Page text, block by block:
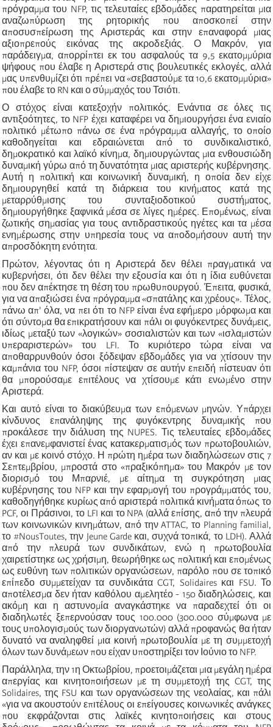
πρόγραμμα του NFP, τις τελευταίες εβδομάδες παρατηρείται μια
αναζωπύρωση της ρητορικής που αποσκοπεί στην
αποσυσπείρωση της Αριστεράς και στην επαναφορά μιας
αξιοπρεπούς εικόνας της ακροδεξιάς. Ο Μακρόν, για
παράδειγμα, απορρίπτει εκ του ασφαλούς τα 9,5 εκατομμύρια
ψήφους που έλαβε η Αριστερά στις βουλευτικές εκλογές, αλλά
μας υπενθυμίζει ότι πρέπει να «σεβαστούμε τα 10,6 εκατομμύρια»
που έλαβε το RN και ο σύμμαχός του Τσιότι.
Ο στόχος είναι κατεξοχήν πολιτικός. Ενάντια σε όλες τις
αντιξοότητες, το NFP έχει καταφέρει να δημιουργήσει ένα ενιαίο
πολιτικό μέτωπο πάνω σε ένα πρόγραμμα αλλαγής, το οποίο
καθοδηγείται και εδραιώνεται από το συνδικαλιστικό,
δημοκρατικό και λαϊκό κίνημα, δημιουργώντας μια ενθουσιώδη
δυναμική γύρω από τη δυνατότητα μιας αριστερής κυβέρνησης.
Αυτή η πολιτική και κοινωνική δυναμική, η οποία δεν είχε
δημιουργηθεί κατά τη διάρκεια του κινήματος κατά της
μεταρρύθμισης του συνταξιοδοτικού συστήματος,
δημιουργήθηκε ξαφνικά μέσα σε λίγες ημέρες. Επομένως, είναι
ζωτικής σημασίας για τους αντιδραστικούς ηγέτες και τα μέσα
ενημέρωσης στην υπηρεσία τους να αποδομήσουν αυτή την
απροσδόκητη ενότητα.
Πρώτον, λέγοντας ότι η Αριστερά δεν θέλει πραγματικά να
κυβερνήσει, ότι δεν θέλει την εξουσία και ότι η ίδια ευθύνεται
που δεν απέκτησε τη θέση του πρωθυπουργού. Έπειτα, φυσικά,
για να απαξιώσει ένα πρόγραμμα «σπατάλης και χρέους». Τέλος,
πάνω απ' όλα, να πει ότι το NFP είναι ένα εφήμερο μόρφωμα και
ότι σύντομα θα επικρατήσουν και πάλι οι φυγόκεντρες δυνάμεις,
ιδίως μεταξύ των «λογικών» σοσιαλιστών και των «ισλαμιστών
υπεραριστερών» του LFI. Το κυριότερο τώρα είναι να
αποθαρρυνθούν όσοι ξόδεψαν εβδομάδες για να χτίσουν την
καμπάνια του NFP, όσοι πίστεψαν σε αυτήν επειδή πίστευαν ότι
θα μπορούσαμε επιτέλους να χτίσουμε κάτι ενωμένο στην
Αριστερά.
Και αυτό είναι το διακύβευμα των επόμενων μηνών. Υπάρχει
κίνδυνος επανάληψης της φυγόκεντρης δυναμικής που
προκάλεσε την διάλυση της NUPES. Τις τελευταίες εβδομάδες
έχει επανεμφανιστεί ένας κατακερματισμός των πρωτοβουλιών,
αν και με κοινό στόχο. Η πρώτη ημέρα των διαδηλώσεων στις 7
Σεπτεμβρίου, μπροστά στο «πραξικόπημα» του Μακρόν με τον
διορισμό του Μπαρνιέ, με αίτημα τη συγκρότηση μιας
κυβέρνησης του NFP και την εφαρμογή του προγράμματός του,
καθοδηγήθηκε κυρίως από αριστερά πολιτικά κινήματα όπως το
PCF, οι Πράσινοι, το LFI και το NPA (αλλά επίσης, από την πλευρά
των κοινωνικών κινημάτων, από την ATTAC, το Planning familial,
το #NousToutes, την Jeune Garde και, συχνά τοπικά, το LDH). Αλλά
από την πλευρά των συνδικάτων, ενώ η πρωτοβουλία
χαιρετίστηκε ως χρήσιμη, θεωρήθηκε ως πολιτική και επομένως
ως ευθύνη των πολιτικών οργανώσεων, παρόλο που σε τοπικό
επίπεδο συμμετείχαν τα συνδικάτα CGT, Solidaires και FSU. Το
αποτέλεσμα δεν ήταν καθόλου αμελητέο - 150 διαδηλώσεις, και
ακόμη και η αστυνομία αναγκάστηκε να παραδεχτεί ότι οι
διαδηλωτές ξεπερνούσαν τους 100.000 (300.000 σύμφωνα με
τους υπολογισμούς των διοργανωτών) αλλά προφανώς θα ήταν
δυνατό να αναληφθεί μια κοινή πρωτοβουλία με τη συμμετοχή
όλων των δυνάμεων που είχαν υποστηρίξει τον Ιούνιο το NFP.
Παράλληλα, την 1η Οκτωβρίου, προετοιμάζεται μια μεγάλη ημέρα
απεργίας και κινητοποιήσεων με τη συμμετοχή της CGT, της
Solidaires, της FSU και των οργανώσεων της νεολαίας, και πάλι
«για να ακουστούν επιτέλους οι επείγουσες κοινωνικές ανάγκες
που εκφράζονται στις λαϊκές κινητοποιήσεις και στους